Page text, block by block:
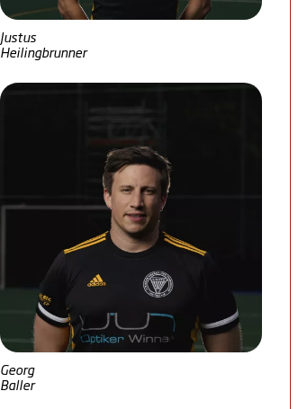
Justus
Heilingbrunner
Georg
Baller